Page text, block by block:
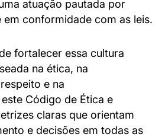
atuação pautada por
conformidade com as leis.
fortalecer essa cultura
na ética, na
e na
Código de Ética e
claras que orientam
e decisões em todas as